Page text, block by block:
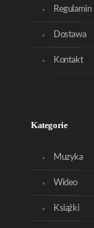
Regulamin
Dostawa
Kontakt
Kategorie
Muzyka
Wideo
Książki